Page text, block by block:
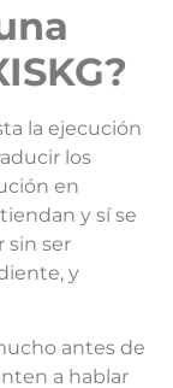
la ejecución
los
en
y sí se
sin ser
y
antes de
a hablar